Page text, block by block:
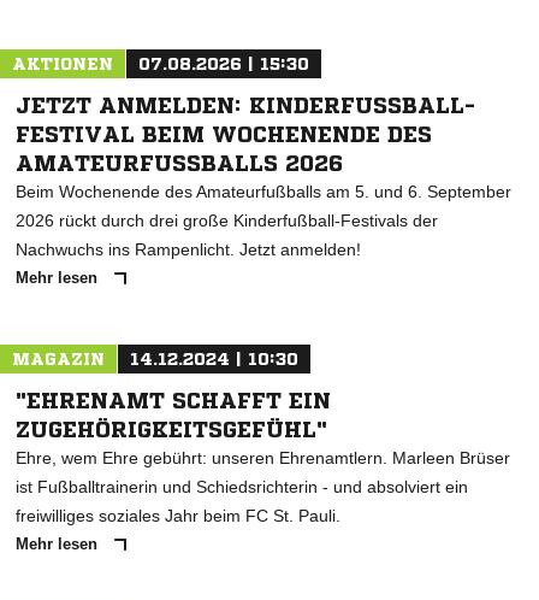
AKTIONEN 07.08.2026 | 15:30
JETZT ANMELDEN: KINDERFUSSBALL-F
ESTIVAL BEIM WOCHENENDE DES A
MATEURFUSSBALLS 2026
Beim Wochenende des Amateurfußballs am 5. und 6. September
2026 rückt durch drei große Kinderfußball-Festivals der
Nachwuchs ins Rampenlicht. Jetzt anmelden!
Mehr lesen
MAGAZIN 14.12.2024 | 10:30
"EHRENAMT SCHAFFT EIN
ZUGEHÖRIGKEITSGEFÜHL"
Ehre, wem Ehre gebührt: unseren Ehrenamtlern. Marleen Brüser
ist Fußballtrainerin und Schiedsrichterin - und absolviert ein
freiwilliges soziales Jahr beim FC St. Pauli.
Mehr lesen